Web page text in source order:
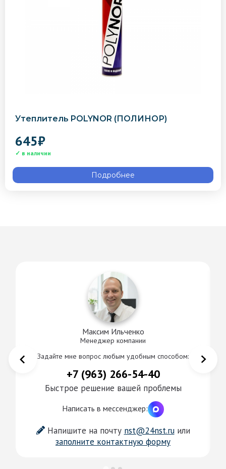
Утеплитель POLYNOR (ПОЛИНОР)
645₽
Подробнее
Максим Ильченко
Менеджер компании
Задайте мне вопрос любым удобным способом:
+7 (963) 266-54-40
Быстрое решение вашей проблемы
Написать в мессенджер:
Напишите на почту nst@24nst.ruили
заполните контактную форму